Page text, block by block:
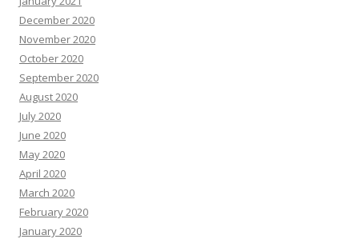
December 2020
November 2020
October 2020
September 2020
August 2020
July 2020
June 2020
May 2020
April 2020
March 2020
February 2020
January 2020